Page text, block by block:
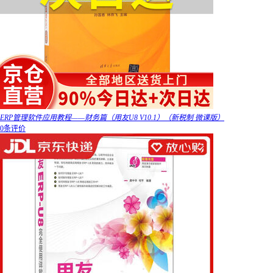
ERP管理软件应用教程——财务篇（用友U8 V10.1）（新税制 微课版）
0条评价